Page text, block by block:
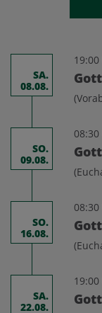
SA.
08.08.
SO.
09.08.
SO.
16.08.
SA.
22.08.